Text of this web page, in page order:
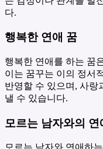
다.
행복한 연애 꿈
행복한 연애를 하는 꿈
이는 꿈꾸는 이의 정서
반영할 수 있으며, 사랑
낼 수 있습니다.
모르는 남자와의 연